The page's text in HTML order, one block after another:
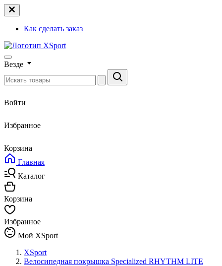
Как сделать заказ
Везде
Войти
Избранное
Корзина
Главная
Каталог
Корзина
Избранное
Мой XSport
XSport
Велосипедная покрышка Specialized RHYTHM LITE